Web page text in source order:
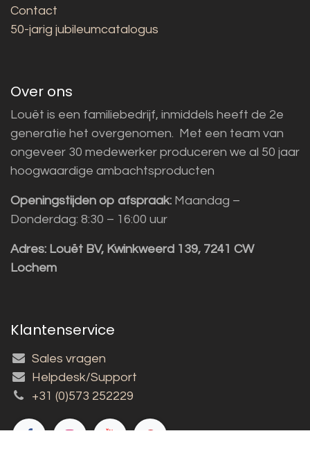
Contact
50-jarig jubileumcatalogus
Over ons
Louët is een familiebedrijf, inmiddels heeft de 2e
generatie het overgenomen. Met een team van
ongeveer 30 medewerker produceren we al 50 jaar
hoogwaardige ambachtsproducten
Openingstijden op afspraak: Maandag –
Donderdag: 8:30 – 16:00 uur
Adres: Louët BV, Kwinkweerd 139, 7241 CW
Lochem
Klantenservice
Sales vragen
Helpdesk/Support
+31 (0)573 252229